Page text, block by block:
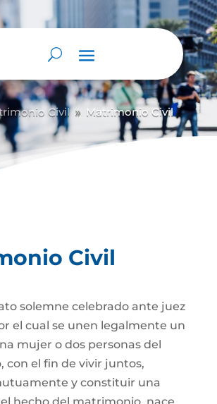
Civil 9 Matrimonio Civil
Civil
solemne celebrado ante juez
el cual se unen legalmente un
mujer o dos personas del
con el fin de vivir juntos,
y constituir una